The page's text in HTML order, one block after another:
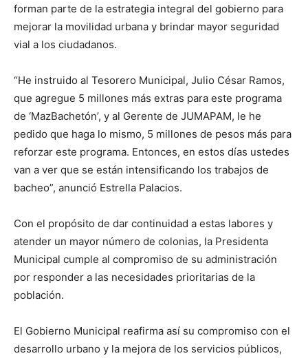
forman parte de la estrategia integral del gobierno para
mejorar la movilidad urbana y brindar mayor seguridad
vial a los ciudadanos.
“He instruido al Tesorero Municipal, Julio César Ramos,
que agregue 5 millones más extras para este programa
de ‘MazBachetón’, y al Gerente de JUMAPAM, le he
pedido que haga lo mismo, 5 millones de pesos más para
reforzar este programa. Entonces, en estos días ustedes
van a ver que se están intensificando los trabajos de
bacheo”, anunció Estrella Palacios.
Con el propósito de dar continuidad a estas labores y
atender un mayor número de colonias, la Presidenta
Municipal cumple al compromiso de su administración
por responder a las necesidades prioritarias de la
población.
El Gobierno Municipal reafirma así su compromiso con el
desarrollo urbano y la mejora de los servicios públicos,